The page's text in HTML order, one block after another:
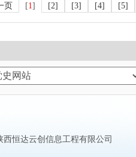
页 [1] [2] [3] [4] [5]
西恒达云创信息工程有限公司